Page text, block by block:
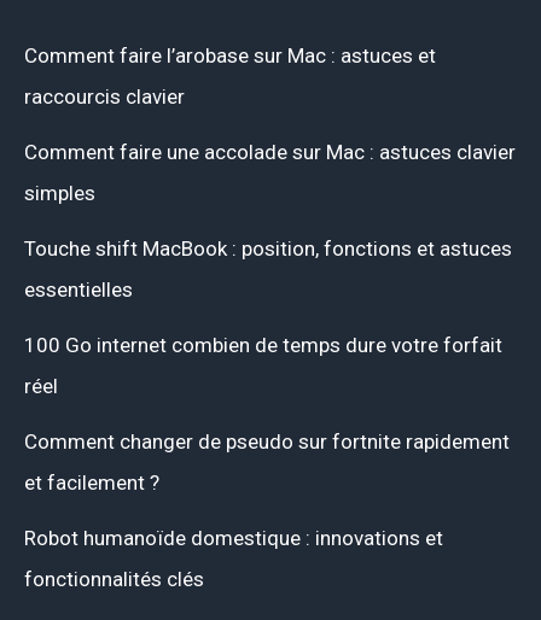
Comment faire l’arobase sur Mac : astuces et
raccourcis clavier
Comment faire une accolade sur Mac : astuces clavier
simples
Touche shift MacBook : position, fonctions et astuces
essentielles
100 Go internet combien de temps dure votre forfait
réel
Comment changer de pseudo sur fortnite rapidement
et facilement ?
Robot humanoïde domestique : innovations et
fonctionnalités clés